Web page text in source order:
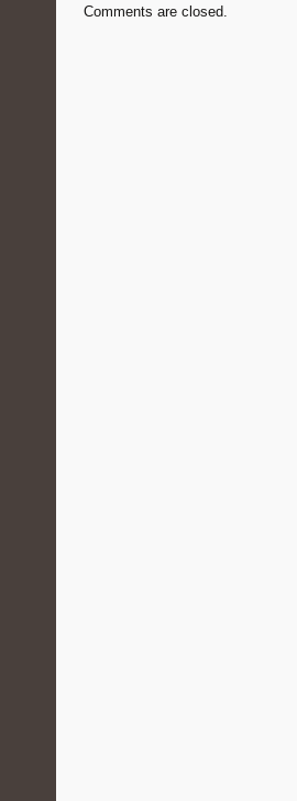
Comments are closed.